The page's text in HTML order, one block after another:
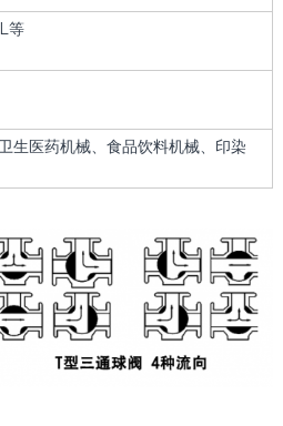
等
生医药机械、食品饮料机械、印染